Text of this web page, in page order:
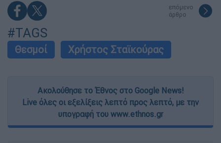
επόμενο
άρθρο
#TAGS
Θεσμοί Χρήστος Σταϊκούρας
Ακολούθησε το Έθνος στο Google News!
Live όλες οι εξελίξεις λεπτό προς λεπτό, με την
υπογραφή του www.ethnos.gr